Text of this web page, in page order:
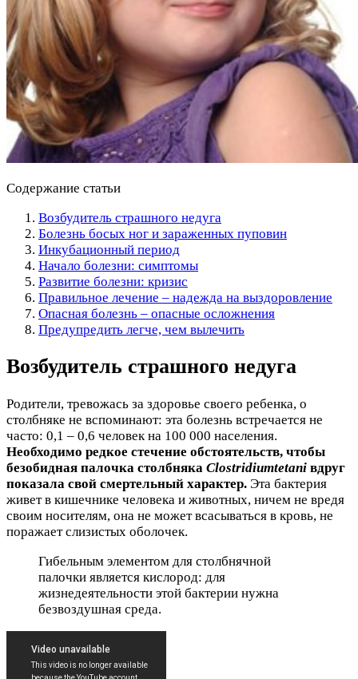
Содержание статьи
Возбудитель страшного недуга
Болезнь босых ног и зараженных пуповин
Инкубационный период
Начало болезни: симптомы
Развитие болезни: кризис
Правильное лечение – надежда на выздоровление
Опасная болезнь – опасные осложнения
Предупредить легче, чем вылечить
Возбудитель страшного недуга
Родители, тревожась за здоровье своего ребенка, о
столбняке не вспоминают: эта болезнь встречается не
часто: 0,1 – 0,6 человек на 100 000 населения.
Необходимо редкое стечение обстоятельств, чтобы
безобидная палочка столбняка Clostridiumtetani вдруг
показала свой смертельный характер. Эта бактерия
живет в кишечнике человека и животных, ничем не вредя
своим носителям, она не может всасываться в кровь, не
поражает слизистых оболочек.
Гибельным элементом для столбнячной
палочки является кислород: для
жизнедеятельности этой бактерии нужна
безвоздушная среда.